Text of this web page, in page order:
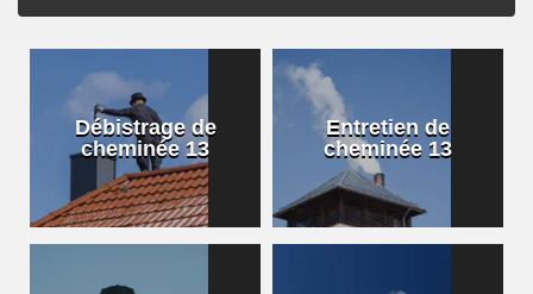
Débistrage de
cheminée 13
Entretien de
cheminée 13